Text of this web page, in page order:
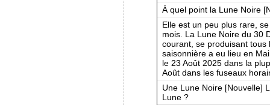
À quel point la Lune Noire
Elle est un peu plus rare,
mois. La Lune Noire du 30
courant, se produisant
saisonnière a eu lieu en
le 23 Août 2025 dans la
Août dans les fuseaux
Une Lune Noire [Nouvelle]
Lune ?